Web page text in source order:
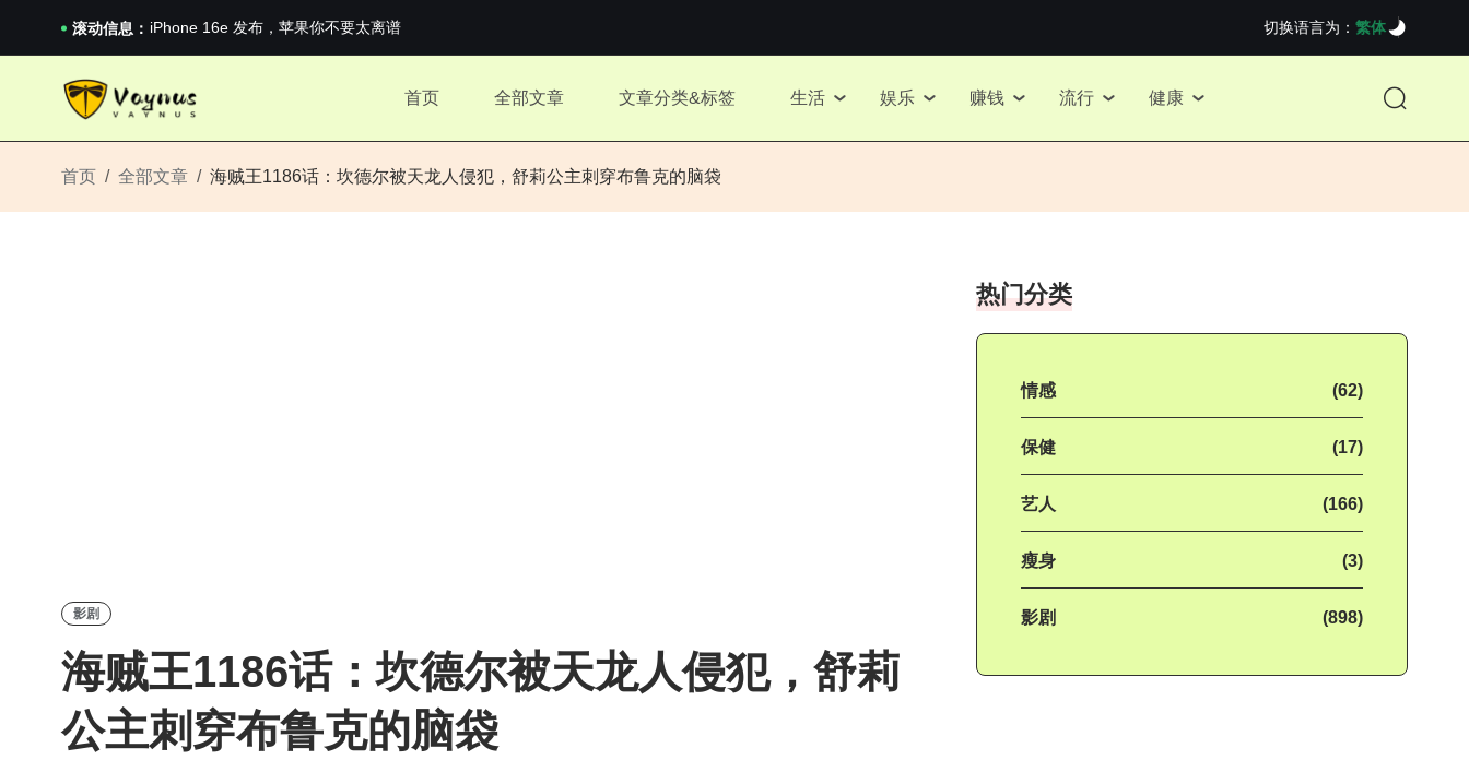
滚动信息： iPhone 16e 发布，苹果你不要太离谱
2026澳网男单收官：全满贯对上全满亚，德约...
iPhone 16e 发布，苹果你不要太离谱
切换语言为： 繁体
首页 全部文章 文章分类&标签 生活 娱乐 赚钱 流行 健康
首页 全部文章 海贼王1186话：坎德尔被天龙人侵犯，舒莉公主刺穿布鲁克的脑袋
影剧
海贼王1186话：坎德尔被天龙人侵犯，舒莉
公主刺穿布鲁克的脑袋
热门分类
情感 (62)
保健 (17)
艺人 (166)
瘦身 (3)
影剧 (898)